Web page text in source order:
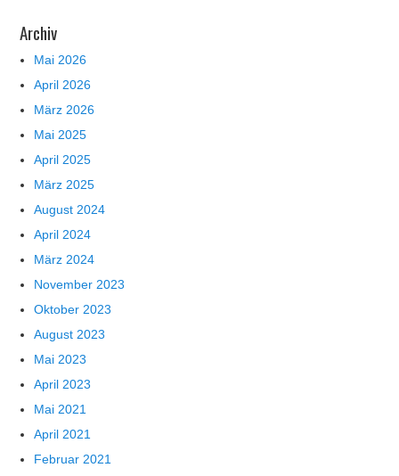
Archiv
Mai 2026
April 2026
März 2026
Mai 2025
April 2025
März 2025
August 2024
April 2024
März 2024
November 2023
Oktober 2023
August 2023
Mai 2023
April 2023
Mai 2021
April 2021
Februar 2021